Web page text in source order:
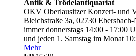
Antik & Trödelantiquariat
OKV Oberlausitzer Konzert- und
Bleichstraße 3a, 02730
immer donnerstags 14:00 - 17:00
und jeden 1. Samstag im Monat
Mehr